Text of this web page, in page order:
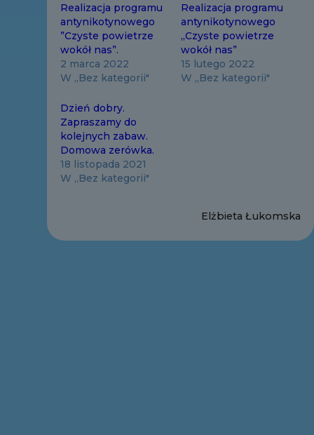
Realizacja programu
antynikotynowego
”Czyste powietrze
wokół nas”.
2 marca 2022
W „Bez kategorii"
Realizacja programu
antynikotynowego
„Czyste powietrze
wokół nas”
15 lutego 2022
W „Bez kategorii"
Dzień dobry.
Zapraszamy do
kolejnych zabaw.
Domowa zerówka.
18 listopada 2021
W „Bez kategorii"
Elżbieta Łukomska